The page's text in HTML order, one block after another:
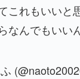
これもいいと
なんでもいい